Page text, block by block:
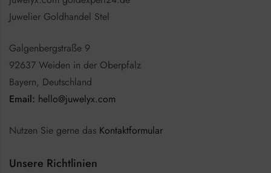
Juwelier Goldhandel Stel
Galgenbergstraße 9
92637 Weiden in der Oberpfalz
Bayern, Deutschland
Email: hello@juwelyx.com
Nutzen Sie gerne das Kontaktformular
Unsere Richtlinien